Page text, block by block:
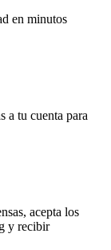
en minutos
a tu cuenta para
acepta los
y recibir